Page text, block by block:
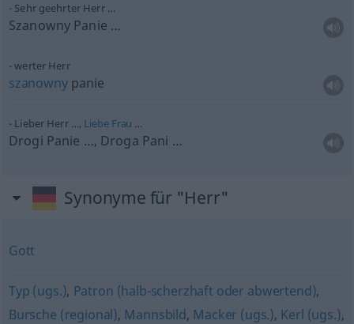
Sehr geehrter Herr …
Szanowny Panie …
werter Herr
szanownypanie
Lieber Herr …, Liebe Frau …
Drogi Panie …, Droga Pani …
Synonyme für "Herr"
Gott
Typ (ugs.), Patron (halb-scherzhaft oder abwertend),
Bursche (regional), Mannsbild, Macker (ugs.), Kerl (ugs.),